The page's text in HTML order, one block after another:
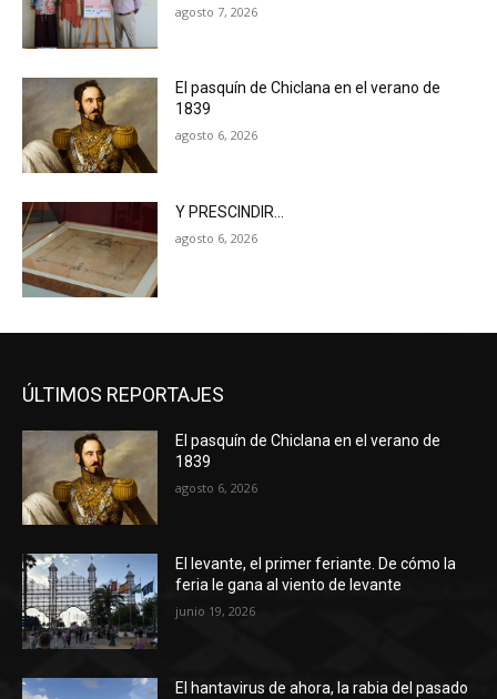
agosto 7, 2026
El pasquín de Chiclana en el verano de
1839
agosto 6, 2026
Y PRESCINDIR…
agosto 6, 2026
ÚLTIMOS REPORTAJES
El pasquín de Chiclana en el verano de
1839
agosto 6, 2026
El levante, el primer feriante. De cómo la
feria le gana al viento de levante
junio 19, 2026
El hantavirus de ahora, la rabia del pasado